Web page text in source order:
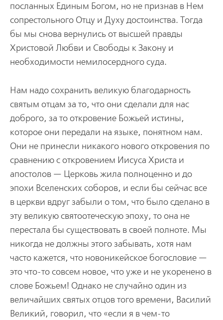
посланных Единым Богом, но не признав в Нем
сопрестольного Отцу и Духу достоинства. Тогда
бы мы снова вернулись от высшей правды
Христовой Любви и Свободы к Закону и
необходимости немилосердного суда.
Нам надо сохранить великую благодарность
святым отцам за то, что они сделали для нас
доброго, за то откровение Божьей истины,
которое они передали на языке, понятном нам.
Они не принесли никакого нового откровения по
сравнению с откровением Иисуса Христа и
апостолов — Церковь жила полноценно и до
эпохи Вселенских соборов, и если бы сейчас все
в церкви вдруг забыли о том, что было сделано в
эту великую святоотеческую эпоху, то она не
перестала бы существовать в своей полноте. Мы
никогда не должны этого забывать, хотя нам
часто кажется, что новоникейское богословие —
это что-то совсем новое, что уже и не укоренено в
слове Божьем! Однако не случайно один из
величайших святых отцов того времени, Василий
Великий, говорил, что «если я в чем-то